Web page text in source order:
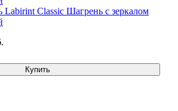
Labirint Classic Шагрень с зеркалом
Купить